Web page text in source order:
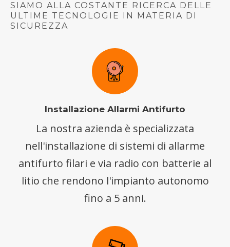
SIAMO ALLA COSTANTE RICERCA DELLE
ULTIME TECNOLOGIE IN MATERIA DI
SICUREZZA
Installazione Allarmi Antifurto
La nostra azienda è specializzata
nell'installazione di sistemi di allarme
antifurto filari e via radio con batterie al
litio che rendono l'impianto autonomo
fino a 5 anni.